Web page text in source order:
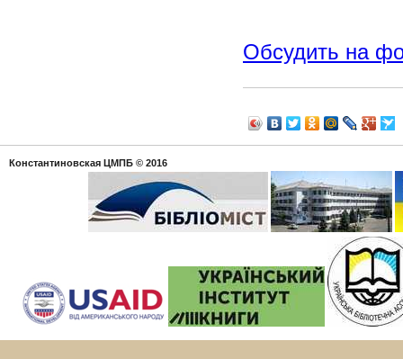
Обсудить на
Константиновская ЦМПБ © 2016